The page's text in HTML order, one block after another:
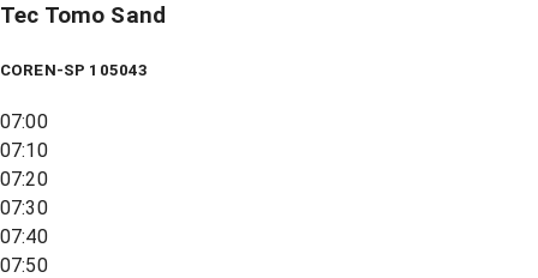
Tec Tomo Sand
COREN-SP 105043
07:00
07:10
07:20
07:30
07:40
07:50